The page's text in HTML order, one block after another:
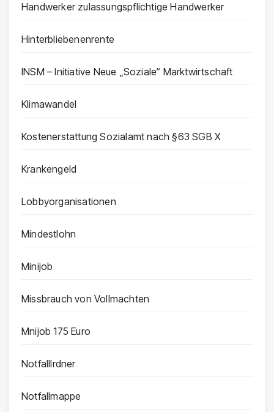
Handwerker zulassungspflichtige Handwerker
Hinterbliebenenrente
INSM – Initiative Neue „Soziale“ Marktwirtschaft
Klimawandel
Kostenerstattung Sozialamt nach §63 SGB X
Krankengeld
Lobbyorganisationen
Mindestlohn
Minijob
Missbrauch von Vollmachten
Mnijob 175 Euro
Notfalllrdner
Notfallmappe